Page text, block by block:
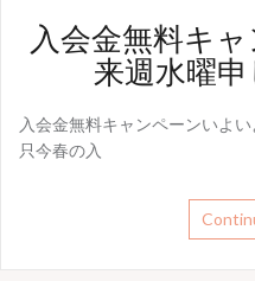
入会金無料キ
来週水曜
入会金無料キャンペーンいよ
只今春の入